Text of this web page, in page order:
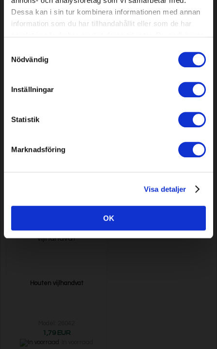
Dessa kan i sin tur kombinera informationen med annan
information som du har tillhandahållit eller som de har
Nödvändig
Inställningar
Statistik
Marknadsföring
Visa detaljer
OK
Model: 26034
In voorraad
Platte vijl Premium Cut, 12 stuks
Model: 26036
In voorraad
Houten vijlhandvat
1,79 EUR